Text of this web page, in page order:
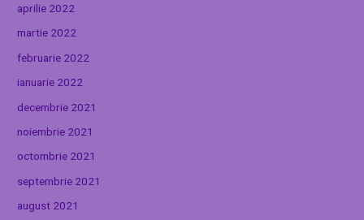
aprilie 2022
martie 2022
februarie 2022
ianuarie 2022
decembrie 2021
noiembrie 2021
octombrie 2021
septembrie 2021
august 2021